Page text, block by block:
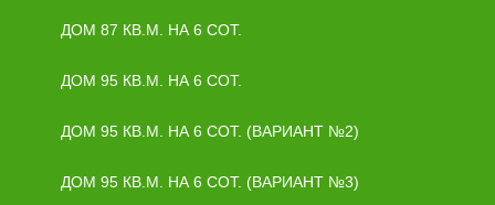
ДОМ 87 КВ.М. НА 6 СОТ.
ДОМ 95 КВ.М. НА 6 СОТ.
ДОМ 95 КВ.М. НА 6 СОТ. (ВАРИАНТ №2)
ДОМ 95 КВ.М. НА 6 СОТ. (ВАРИАНТ №3)